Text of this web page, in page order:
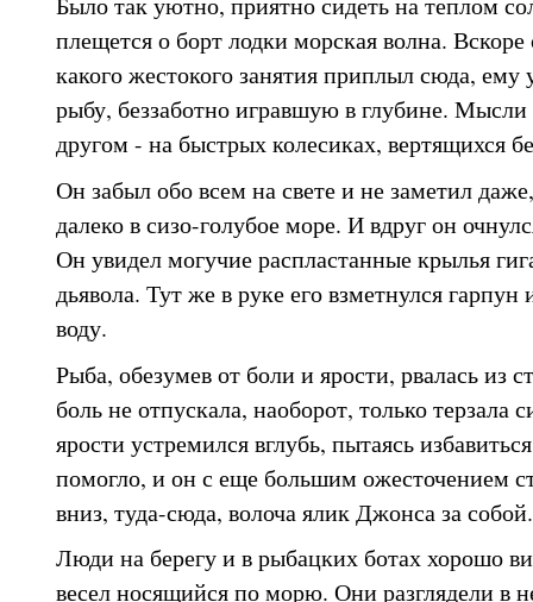
плещется о борт лодки морская волна.
какого жестокого занятия приплыл сюда, ему
рыбу, беззаботно игравшую в глубине. Мысли
другом - на быстрых колесиках, вертящихся
Он забыл обо всем на свете и не заметил
далеко в сизо-голубое море. И вдруг он
Он увидел могучие распластанные крылья
дьявола. Тут же в руке его взметнулся
воду.
Рыба, обезумев от боли и ярости, рвалась из
боль не отпускала, наоборот, только терзала
ярости устремился вглубь, пытаясь
помогло, и он с еще большим ожесточением
вниз, туда-сюда, волоча ялик Джонса за собой.
Люди на берегу и в рыбацких ботах хорошо
весел носящийся по морю. Они разглядели в